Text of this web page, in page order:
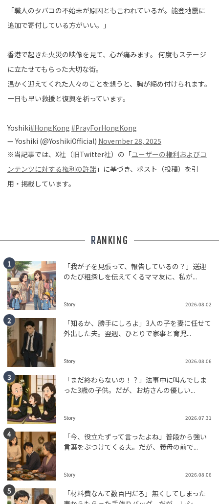
「職人のタバコの不始末が原因とも言われているが。能登地震に
追加で寄付している方がいい。」
香港で起きた火災の映像を見て、心が痛みます。 何度もステージ
に立たせてもらった大切な街。
温かく迎えてくれた人々のことを想うと、胸が締め付けられます。
一日も早い救援と復興を祈っています。
Yoshiki#HongKong #PrayForHongKong
— Yoshiki (@YoshikiOfficial) November 28, 2025
※当記事では、X社（旧Twitter社）の「ユーザーの権利およびコ
ンテンツに対する権利の許諾 」に基づき、ポスト（投稿）を引
用・掲載しています。
RANKING
「我が子を見張って、報告しているの？」送迎
のたび粗探しを伝えてくるママ友に、私が...
Story 2026.08.02
「知るか、勝手にしろよ」3人の子を妻に任せて
外出した夫。翌週、ひとりで家事と育児...
Story 2026.08.06
「まだ終わらないの！？」法事中に叫んでしま
った3歳の子供。だが、お坊さんの優しい...
Story 2026.07.31
「今、役立たずって言ったよね」普段から強い
言葉をぶつけてくる夫。だが、義母の前で...
Story 2026.08.06
「材料費なんて数百円だろ」無くしてしまった